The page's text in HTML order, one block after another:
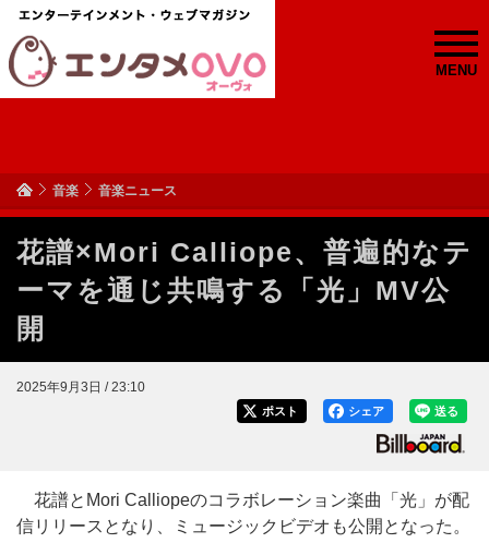
MENU
音楽 音楽ニュース
花譜×Mori Calliope、普遍的なテ
ーマを通じ共鳴する「光」MV公
開
2025年9月3日 / 23:10
送る
シェア
ポスト
花譜とMori Calliopeのコラボレーション楽曲「光」が配
信リリースとなり、ミュージックビデオも公開となった。